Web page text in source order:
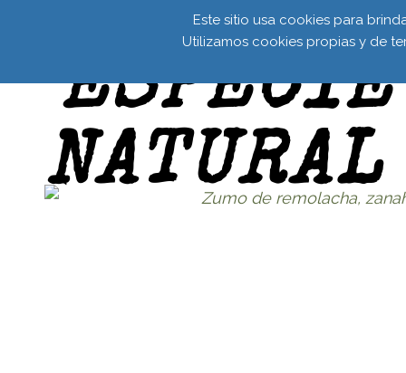
Este sitio usa cookies para
Utilizamos cookies propias y de